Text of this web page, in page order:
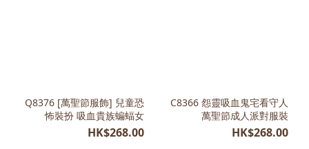
Q8376 [萬聖節服飾] 兒童恐
怖裝扮 吸血貴族蝙蝠女
HK$268.00
C8366 怨靈吸血鬼宅看守人
萬聖節成人派對服裝
HK$268.00